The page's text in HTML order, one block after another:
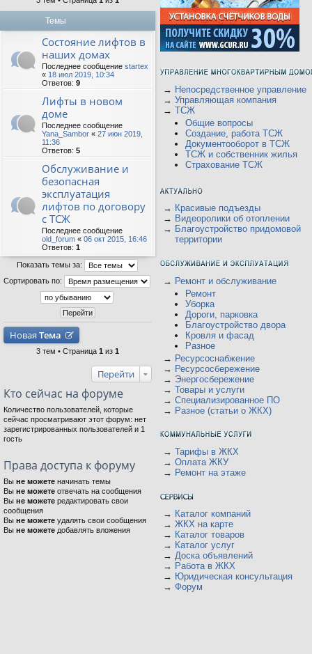
Темы
Состояние лифтов в
наших домах
Последнее сообщение startex
« 18 июл 2019, 10:34
Ответов: 9
Лифты в новом
доме
Последнее сообщение
Yana_Sambor « 27 июн 2019,
11:36
Ответов: 5
Обслуживание и
безопасная
эксплуатация
лифтов по договору
с ТСЖ
Последнее сообщение
old_forum « 06 окт 2015, 16:46
Ответов: 1
Показать темы за:
Сортировать по:
Новая Тема
3 тем • Страница 1 из 1
Перейти
Кто сейчас на форуме
Количество пользователей, которые
сейчас просматривают этот форум: нет
зарегистрированных пользователей и 1
гость
Права доступа к форуму
Вы не можете начинать темы
Вы не можете отвечать на сообщения
Вы не можете редактировать свои
сообщения
Вы не можете удалять свои сообщения
Вы не можете добавлять вложения
→ Непосредственное управление
→ Управляющая компания
→ ТСЖ
Общие вопросы
Создание, работа ТСЖ
Документооборот в ТСЖ
ТСЖ и собственник жилья
Страхование ТСЖ
→ Красивые подъезды
→ Видеоролики об отоплении
→ Благоустройство придомовой
территории
→ Ремонт и обслуживание
Ремонт
Уборка
Дороги, парковка
Благоустройство двора
Кровля и фасад
Разное
→ Ресурсоснабжение
→ Ресурсосбережение
→ Энергосбережение
→ Товары и услуги
→ Специализированное ПО
→ Разное (статьи о ЖКХ)
→ Тарифы в ЖКХ
→ Оплата ЖКУ
→ Ремонт на этаже
→ Каталог компаний
→ ЖКХ на карте
→ Каталог товаров
→ Каталог услуг
→ Доска объявлений
→ Работа в ЖКХ
→ Юридическая консультация
→ Форум